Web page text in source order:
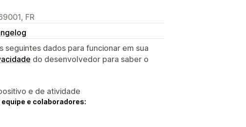
FR
seguintes dados para funcionar em sua
do desenvolvedor para saber o
e de atividade
e colaboradores: